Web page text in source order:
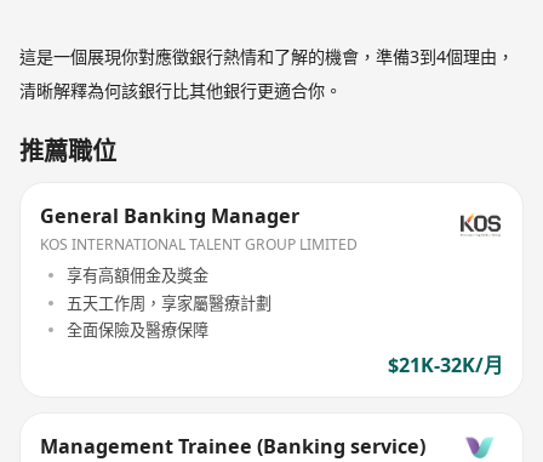
這是一個展現你對應徵銀行熱情和了解的機會，準備3到4個理由，
清晰解釋為何該銀行比其他銀行更適合你。
推薦職位
General Banking Manager
KOS INTERNATIONAL TALENT GROUP LIMITED
享有高額佣金及獎金
五天工作周，享家屬醫療計劃
全面保險及醫療保障
$21K-32K/月
Management Trainee (Banking service)